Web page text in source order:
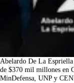
Abelardo De La
de $370 mil millones en
MinDefensa, UNP y